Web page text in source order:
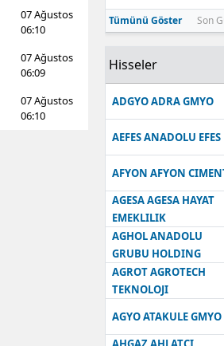
07 Ağustos
06:10
07 Ağustos
06:09
07 Ağustos
06:10
Tümünü Göster Son
Hisseler
ADGYO ADRA GMYO
AEFES ANADOLU EFES
AFYON AFYON
AGESA AGESA HAYAT
EMEKLILIK
AGHOL ANADOLU
GRUBU HOLDING
AGROT AGROTECH
TEKNOLOJI
AGYO ATAKULE GMYO